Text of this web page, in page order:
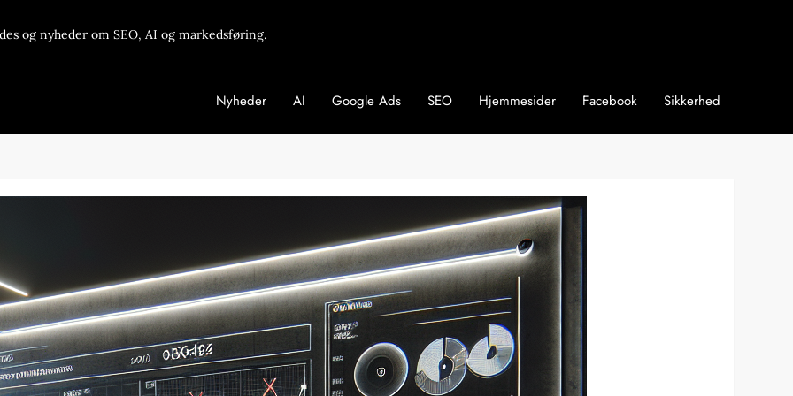
og nyheder om SEO, AI og markedsføring.
Nyheder AI Google Ads SEO Hjemmesider Facebook Sikkerhed